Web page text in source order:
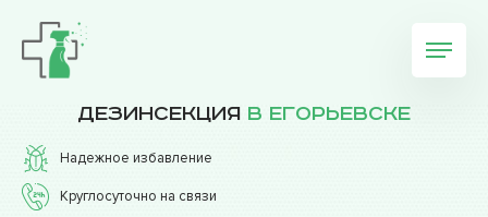
Дезинсекция в Егорьевске
Надежное избавление
Круглосуточно на связи